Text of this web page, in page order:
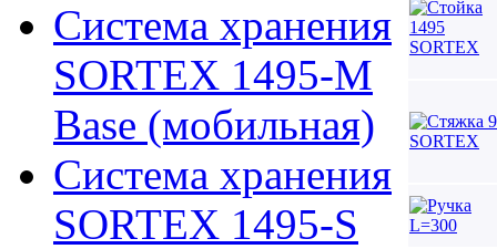
Система хранения
SORTEX 1495-M
Base (мобильная)
Система хранения
SORTEX 1495-S